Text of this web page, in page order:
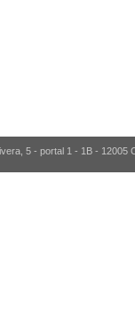
5 - portal 1 - 1B - 12005